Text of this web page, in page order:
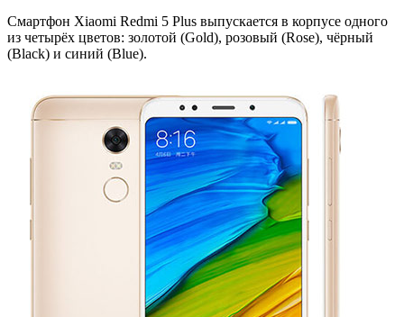
Смартфон Xiaomi Redmi 5 Plus выпускается в корпусе одного
из четырёх цветов: золотой (Gold), розовый (Rose), чёрный
(Black) и синий (Blue).